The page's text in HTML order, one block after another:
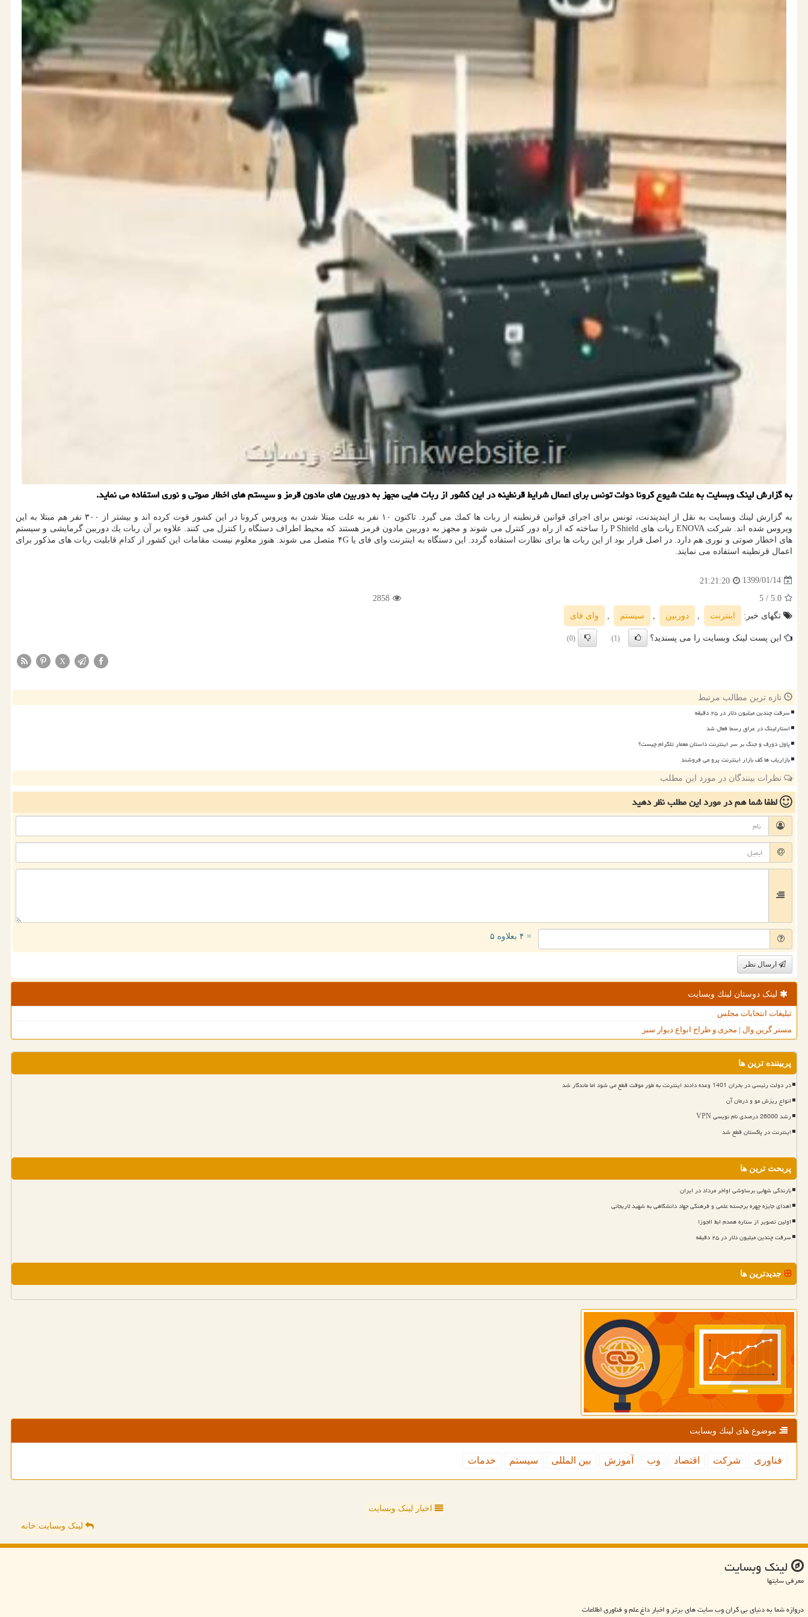
به گزارش لینك وبسایت به علت شیوع كرونا دولت تونس برای اعمال شرایط قرنطینه در این كشور از ربات هایی مجهز به دوربین های مادون قرمز و سیستم های اخطار صوتی و نوری استفاده می نماید.
به گزارش لینك وبسایت به نقل از ایندپندنت، تونس برای اجرای قوانین قرنطینه از ربات ها كمك می گیرد. تاكنون ۱۰ نفر به علت مبتلا شدن به ویروس كرونا در این كشور فوت كرده اند و بیشتر از ۳۰۰ نفر هم مبتلا به این
ویروس شده اند. شركت ENOVA ربات های P Shield را ساخته كه از راه دور كنترل می شوند و مجهز به دوربین مادون قرمز هستند كه محیط اطراف دستگاه را كنترل می كنند. علاوه بر آن ربات یك دوربین گرمایشی و سیستم
های اخطار صوتی و نوری هم دارد. در اصل قرار بود از این ربات ها برای نظارت استفاده گردد. این دستگاه به اینترنت وای فای یا ۴G متصل می شوند. هنوز معلوم نیست مقامات این كشور از كدام قابلیت ربات های مذكور برای
اعمال قرنطینه استفاده می نمایند.
1399/01/14
21:21:20
5.0
/ 5
2858
تگهای خبر:
اینترنت , دوربین , سیستم , وای فای
این پست لینک وبسایت را می پسندید؟ (1)
(0)
X
تازه ترین مطالب مرتبط
سرقت چندین میلیون دلار در ۲۵ دقیقه
استارلینک در عراق رسما فعال شد
پاول دورف و جنگ بر سر اینترنت داستان معمار تلگرام چیست؟
بازاریاب ها کف بازار اینترنت پرو می فروشند
نظرات بینندگان در مورد این مطلب
لطفا شما همدر مورد این مطلبنظر دهید
= ۴ بعلاوه ۵
ارسال نظر
لینک دوستان لینك وبسایت
تبلیغات انتخابات مجلس
مستر گرین وال | مجری و طراح انواع دیوار سبز
پربیننده ترین ها
در دولت رئیسی در بحران 1401 وعده دادند اینترنت به طور موقت قطع می شود اما ماندگار شد
انواع ریزش مو و درمان آن
رشد 26000 درصدی نام نویسی VPN
اینترنت در پاکستان قطع شد
پربحث ترین ها
بارندگی شهابی برساوشی اواخر مرداد در ایران
اهدای جایزه چهره برجسته علمی و فرهنگی جهاد دانشگاهی به شهید لاریجانی
اولین تصویر از ستاره همدم ابط الجوزا
سرقت چندین میلیون دلار در ۲۵ دقیقه
جدیدترین ها
موضوع های لینك وبسایت
فناوری شركت اقتصاد وب آموزش بین المللی سیستم خدمات
اخبار لینک وبسایت
لینک وبسایت:خانه
لینك وبسایت
معرفی سایتها
دروازه شما به دنیای بی کران وب سایت های برتر و اخبار داغ علم و فناوری اطلاعات